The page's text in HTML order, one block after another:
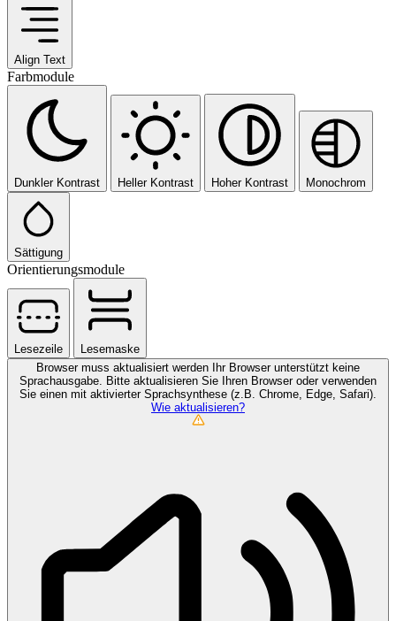
Align Text
Farbmodule
Dunkler Kontrast Heller Kontrast Hoher Kontrast Monochrom
Sättigung
Orientierungsmodule
Lesezeile
Lesemaske
Browser muss aktualisiert werden
Ihr Browser unterstützt keine
Sprachausgabe. Bitte aktualisieren Sie Ihren Browser oder verwenden
Sie einen mit aktivierter Sprachsynthese (z.B. Chrome, Edge, Safari).
Wie aktualisieren?